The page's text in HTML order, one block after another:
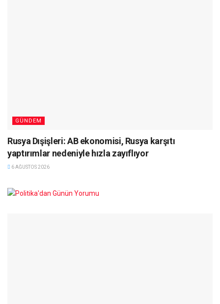
GÜNDEM
Rusya Dışişleri: AB ekonomisi, Rusya karşıtı
yaptırımlar nedeniyle hızla zayıflıyor
6 AĞUSTOS 2026